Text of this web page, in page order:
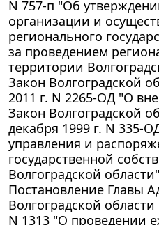
N 757-п "Об
организации и
регионального
за проведением
территории
Закон Волгоградской
2011 г. N 2265-ОД "О
Закон Волгоградской
декабря 1999 г. N 335-
управления и
государственной
Волгоградской
Постановление Главы
Волгоградской области
N 1313 "О проведении